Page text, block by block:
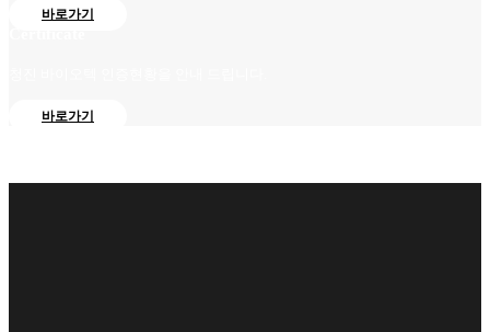
바로가기
바로가기